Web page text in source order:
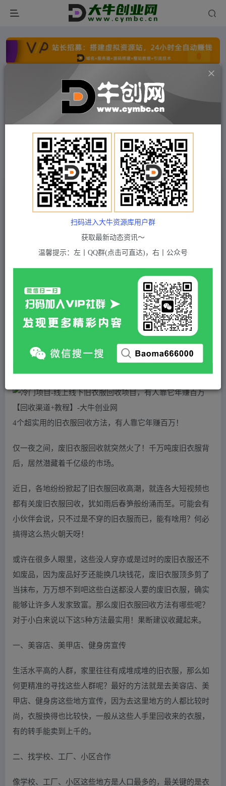
点击开通分站+ 每日收入300+
文字广告火爆招租 文字广告火爆招租
文字广告火爆招租
文字广告火爆招租 文字广告火爆招租
付费项目 冒泡网 正文
冷门项目-线上线下旧衣服回收项目，有人靠它年
赚百万【回收渠道+教程】
5 积分
黄金会员 2 超级会员(永久VIP) 免费
站长QQ：1970819299
付费资源
4个超实用的旧衣服回收方法，有人靠它年赚百万！
仅一夜之间，废旧衣服回收就突然火了！千万吨废旧衣服背
后，居然潜藏着千亿级的市场。
近日，各地纷纷掀起了旧衣服回收高潮，就连各大短视频也
都有关废旧衣服回收，犹如雨后春笋般纷涌而至。可能会有
小伙伴会说，只不过是不穿的旧衣服而已，能有啥用？何必
搞得这么热火朝天呀！
或许在很多人眼里，这些没人穿亦或是过时的废旧衣服还不
如废品，因为废品好歹还能换几块钱花，废旧衣服顶多剪了
当抹布，万万想不到吧这些白送都没人要的废旧衣服，确实
能够让许多人发家致富。那么废旧衣服回收方法有哪些呢？
对于小白来说以下这5种方法最实用！果断建议收藏起来。
一、美容店、美甲店、健身房宣传
生活水平高的人群，家里往往有成堆成堆的旧衣服，那么如
何更精准的寻找这些人群呢？最好的方法就是去美容店、美
甲店、健身房这些地方宣传，因为去这里地方的人都比较时
尚，衣服换得也比较快，一般从这些人手里回收来的衣服，
有的转手能卖到上千的。
二、找学校、工厂、小区合作
像学校、工厂、小区这些地方是人口最多的，最关键的是衣
扫码进入大牛资源库用户群
获取最新动态资讯～
温馨提示：左丨QQ群(点击可直达)，右丨公众号